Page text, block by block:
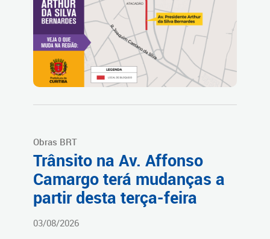
Obras BRT
Trânsito na Av. Affonso
Camargo terá mudanças a
partir desta terça-feira
03/08/2026